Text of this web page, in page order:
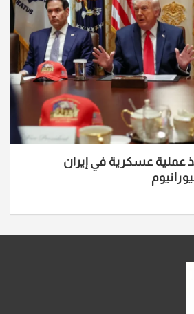
عملية عسكرية في إيران